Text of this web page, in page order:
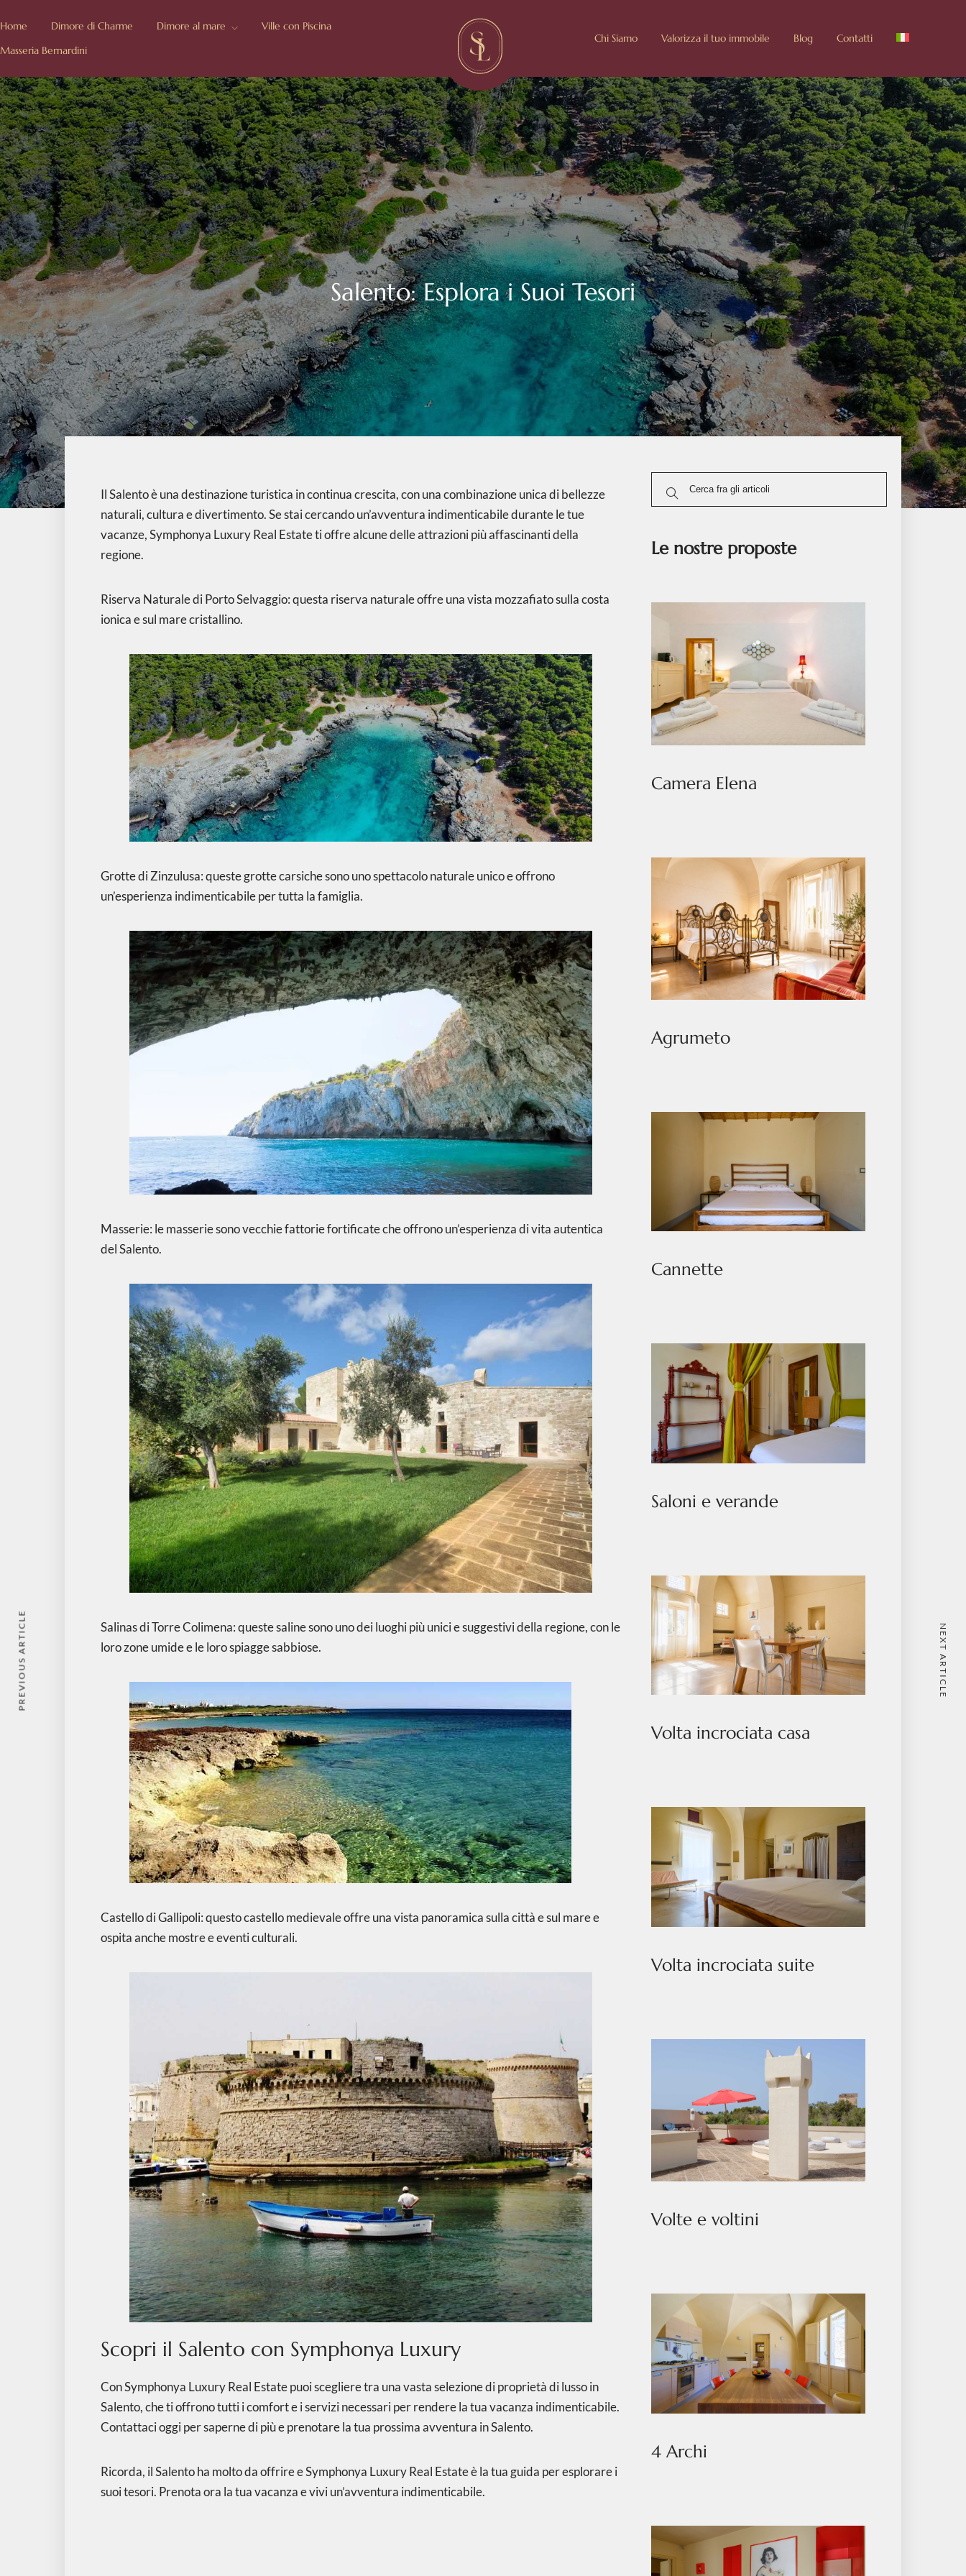
Home Dimore di Charme Dimore al mare
Ville con Piscina
Masseria Bernardini
Chi Siamo Valorizza il tuo immobile Blog Contatti
Salento: Esplora i Suoi Tesori
Il Salento è una destinazione turistica in continua crescita, con una combinazione unica di bellezze
naturali, cultura e divertimento. Se stai cercando un’avventura indimenticabile durante le tue
vacanze, Symphonya Luxury Real Estate ti offre alcune delle attrazioni più affascinanti della
regione.
Riserva Naturale di Porto Selvaggio: questa riserva naturale offre una vista mozzafiato sulla costa
ionica e sul mare cristallino.
Grotte di Zinzulusa: queste grotte carsiche sono uno spettacolo naturale unico e offrono
un’esperienza indimenticabile per tutta la famiglia.
Masserie: le masserie sono vecchie fattorie fortificate che offrono un’esperienza di vita autentica
del Salento.
Salinas di Torre Colimena: queste saline sono uno dei luoghi più unici e suggestivi della regione, con le
loro zone umide e le loro spiagge sabbiose.
Castello di Gallipoli: questo castello medievale offre una vista panoramica sulla città e sul mare e
ospita anche mostre e eventi culturali.
Scopri il Salento con Symphonya Luxury
Con Symphonya Luxury Real Estate puoi scegliere tra una vasta selezione di proprietà di lusso in
Salento, che ti offrono tutti i comfort e i servizi necessari per rendere la tua vacanza indimenticabile.
Contattaci oggi per saperne di più e prenotare la tua prossima avventura in Salento.
Ricorda, il Salento ha molto da offrire e Symphonya Luxury Real Estate è la tua guida per esplorare i
suoi tesori. Prenota ora la tua vacanza e vivi un’avventura indimenticabile.
PREVIOUS ARTICLE NEXT ARTICLE
Le nostre proposte
Camera Elena
Agrumeto
Cannette
Saloni e verande
Volta incrociata casa
Volta incrociata suite
Volte e voltini
4 Archi